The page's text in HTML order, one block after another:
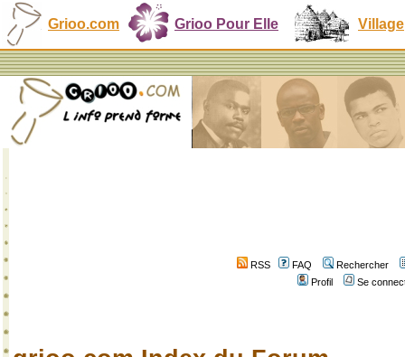
Grioo.com Grioo Pour Elle Village
RSS FAQ
Rechercher
Profil
Se